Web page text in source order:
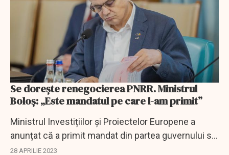
Se dorește renegocierea PNRR. Ministrul
Boloș: „Este mandatul pe care l-am primit”
Ministrul Investițiilor și Proiectelor Europene a
anunțat că a primit mandat din partea guvernului să
trimită la Bruxelles documentul în vederea
28 APRILIE 2023